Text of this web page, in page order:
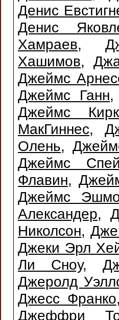
Денис
Денис
Хамраев,
Хашимов,
Джеймс
Джеймс Ганн
Джеймс
МакГиннес,
Олень,
Джеймс
Флавин,
Джеймс
Александер,
Николсон,
Джеки Эрл
Ли Сноу,
Джеролд
Джесс Франко
Джеффри